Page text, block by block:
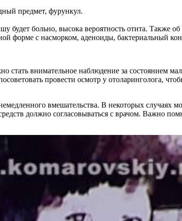
предмет, фурункул.
больно, высока вероятность отита. Также об
форме с насморком, аденоиды, бактериальный
стать внимательное наблюдение за состоянием
провести осмотр у отоларинголога,
вмешательства. В некоторых случаях
должно согласовываться с врачом. Важно